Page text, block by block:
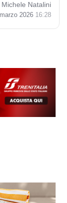
Michele Natalini
2026 16:28